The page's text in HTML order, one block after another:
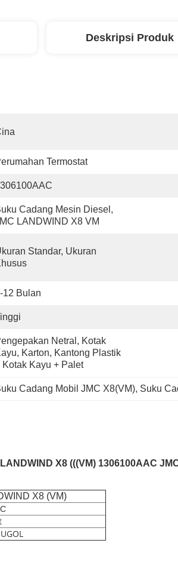
Deskripsi Produk
Termostat
Cadang Mesin Diesel,
LANDWIND X8 VM
Standar, Ukuran
12 Bulan
Netral, Kotak
Karton, Kantong Plastik
Kotak Kayu + Palet
Cadang Mobil JMC X8(VM), Suku
X8 (((VM) 1306100AAC
X8 (VM)